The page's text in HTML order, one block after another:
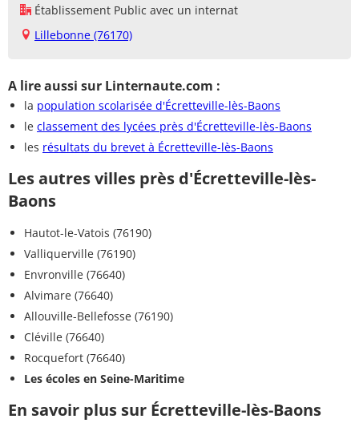
Établissement Public avec un internat
Lillebonne (76170)
A lire aussi sur Linternaute.com :
la population scolarisée d'Écretteville-lès-Baons
le classement des lycées près d'Écretteville-lès-Baons
les résultats du brevet à Écretteville-lès-Baons
Les autres villes près d'Écretteville-lès-
Baons
Hautot-le-Vatois (76190)
Valliquerville (76190)
Envronville (76640)
Alvimare (76640)
Allouville-Bellefosse (76190)
Cléville (76640)
Rocquefort (76640)
Les écoles en Seine-Maritime
En savoir plus sur Écretteville-lès-Baons